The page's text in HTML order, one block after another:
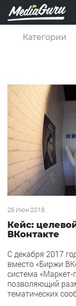
Категории
26 Июн 2018
Кейс:
ВКонтакте
С декабря 2017
вместо «Биржи
система
позволяющий
тематических